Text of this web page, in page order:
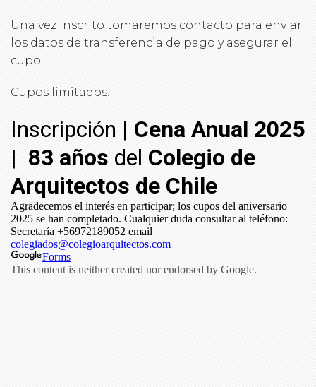
Una vez inscrito tomaremos contacto para enviar
los datos de transferencia de pago y asegurar el
cupo.
Cupos limitados.